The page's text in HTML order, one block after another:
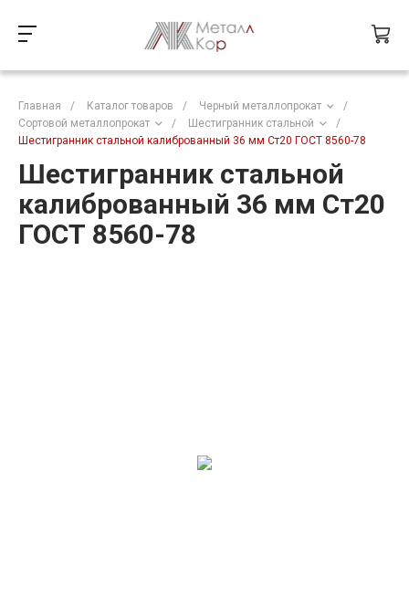
Главная / Каталог товаров / Черный металлопрокат
/
Сортовой металлопрокат
/ Шестигранник стальной
/
Шестигранник стальной калиброванный 36 мм Ст20 ГОСТ 8560-78
Шестигранник стальной
калиброванный 36 мм Ст20
ГОСТ 8560-78